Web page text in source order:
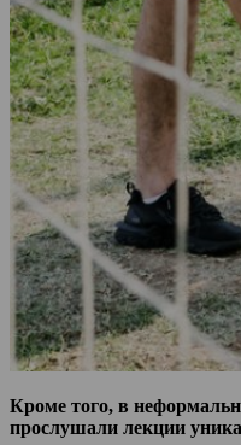
Кроме того, в
прослушали лекции